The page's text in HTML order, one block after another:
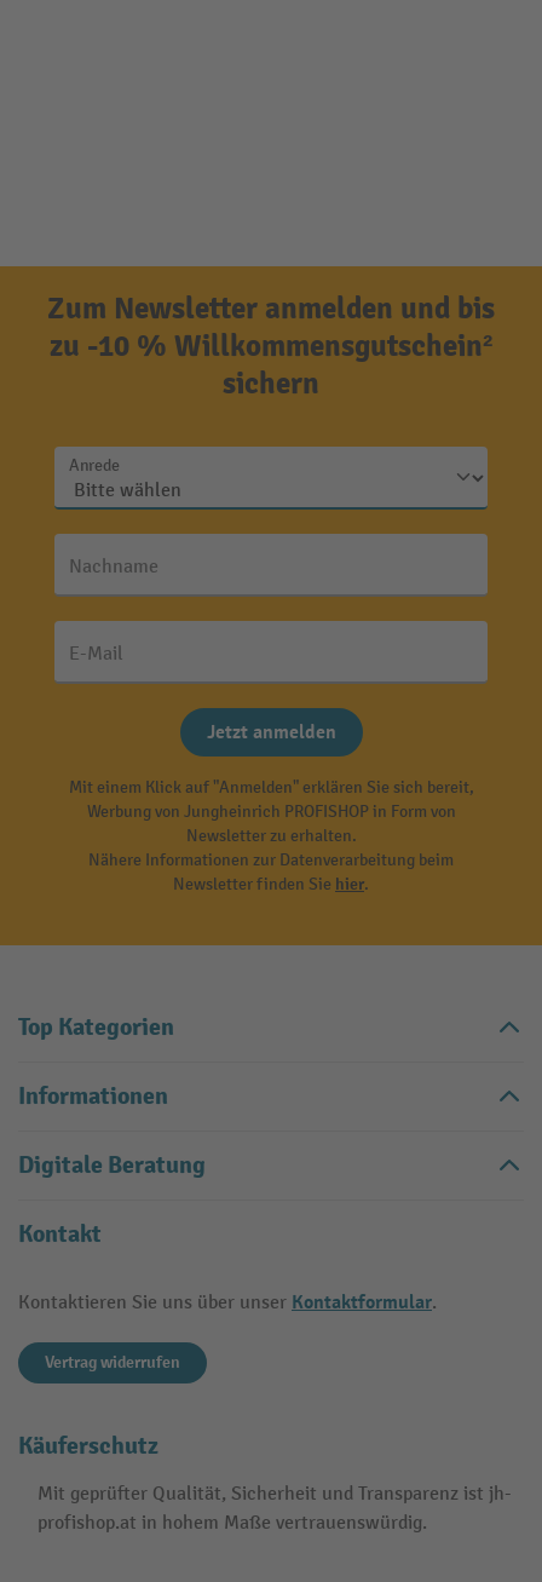
Zum Newsletter anmelden und bis
zu -10 % Willkommensgutschein²
sichern
Anrede
Nachname
E-Mail
Jetzt anmelden
Mit einem Klick auf "Anmelden" erklären Sie sich bereit,
Werbung von Jungheinrich PROFISHOP in Form von
Newsletter zu erhalten.
Nähere Informationen zur Datenverarbeitung beim
Newsletter finden Sie hier.
Top Kategorien
Informationen
Digitale Beratung
Kontakt
Kontaktieren Sie uns über unser Kontaktformular.
Vertrag widerrufen
Käuferschutz
Mit geprüfter Qualität, Sicherheit und Transparenz ist jh-
profishop.at in hohem Maße vertrauenswürdig.